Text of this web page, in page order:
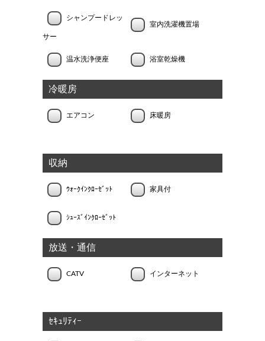
シャンプードレッ
サー
室内洗濯機置場
温水洗浄便座 浴室乾燥機
冷暖房
エアコン 床暖房
収納
ｳｫｰｸｲﾝｸﾛｰｾﾞｯﾄ 家具付
ｼｭｰｽﾞｲﾝｸﾛｰｾﾞｯﾄ
放送・通信
CATV インターネット
ｾｷｭﾘﾃｨｰ